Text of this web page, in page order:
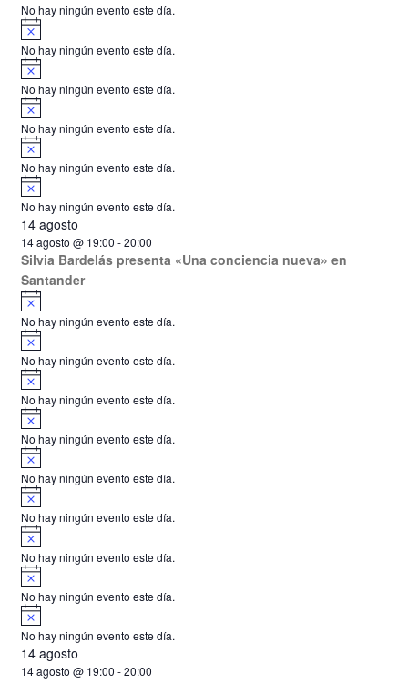
d
e
E
v
e
n
t
o
s
s
s
s
o
s
o
o
o
i
s
o
No hay ningún evento este día.
A
v
i
s
o
No hay ningún evento este día.
A
v
i
s
o
No hay ningún evento este día.
A
v
i
s
o
No hay ningún evento este día.
A
v
i
s
o
No hay ningún evento este día.
A
v
i
s
o
No hay ningún evento este día.
14 agosto
14 agosto @ 19:00 -20:00
Silvia Bardelás presenta «Una conciencia nueva» en
Santander
A
v
i
s
o
No hay ningún evento este día.
A
v
i
s
o
No hay ningún evento este día.
A
v
i
s
o
No hay ningún evento este día.
A
v
i
s
o
No hay ningún evento este día.
A
v
i
s
o
No hay ningún evento este día.
A
v
i
s
o
No hay ningún evento este día.
A
v
i
s
o
No hay ningún evento este día.
A
v
i
s
o
No hay ningún evento este día.
A
v
i
s
o
No hay ningún evento este día.
14 agosto
14 agosto @ 19:00 -20:00